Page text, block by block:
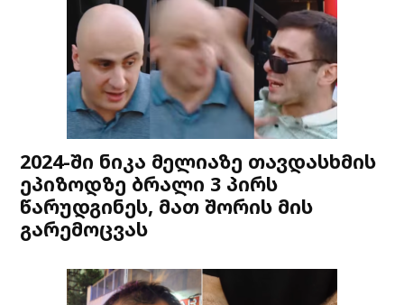
2024-ში ნიკა მელიაზე თავდასხმის
ეპიზოდზე ბრალი 3 პირს
წარუდგინეს, მათ შორის მის
გარემოცვას